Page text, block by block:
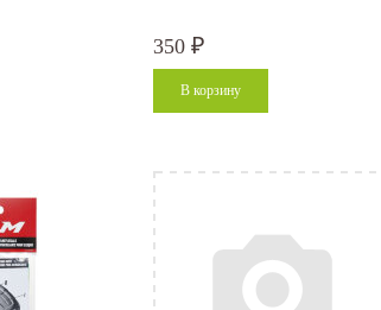
350 ₽